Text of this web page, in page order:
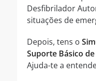
Desfibrilador
situações de
Depois, tens o
Suporte Básico de
Ajuda-te a